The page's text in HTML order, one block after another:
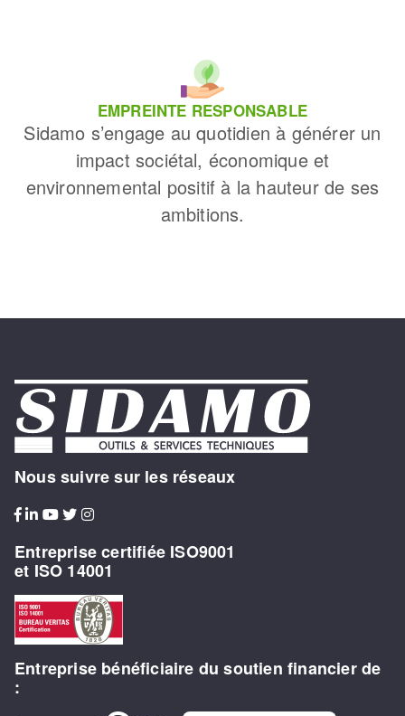
EMPREINTE RESPONSABLE
Sidamo s’engage au quotidien à générer un
impact sociétal, économique et
environnemental positif à la hauteur de ses
ambitions.
Nous suivre sur les réseaux
Entreprise certifiée ISO9001
et ISO 14001
Entreprise bénéficiaire du soutien financier de
: